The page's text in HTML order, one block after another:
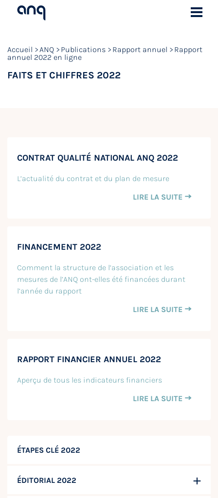
Accueil ANQ Publications Rapport annuel
Rapport
annuel 2022 en ligne
FAITS ET CHIFFRES 2022
ÉTAPES CLÉ 2022
ÉDITORIAL 2022
CONTRAT QUALITÉ NATIONAL ANQ 2022
L’actualité du contrat et du plan de mesure
LIRE LA SUITE
FINANCEMENT 2022
Comment la structure de l’association et les
mesures de l’ANQ ont-elles été financées durant
l’année du rapport
LIRE LA SUITE
RAPPORT FINANCIER ANNUEL 2022
Aperçu de tous les indicateurs financiers
LIRE LA SUITE